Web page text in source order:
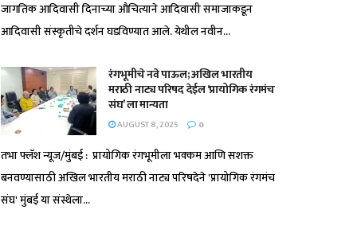
जागतिक आदिवासी दिनाच्या औचित्याने आदिवासी समाजाकडून
आदिवासी संस्कृतीचे दर्शन घडविण्यात आले. येथील नवीन...
रंगभूमीचे नवे पाऊल; अखिल भारतीय
मराठी नाट्य परिषद देईल ‘प्रायोगिक रंगमंच
संघ’ ला मान्यता
AUGUST 8, 2025 0
तभा फ्लॅश न्यूज/मुंबई : प्रायोगिक रंगभूमीला भक्कम आणि सशक्त
बनवण्यासाठी अखिल भारतीय मराठी नाट्य परिषदेने 'प्रायोगिक रंगमंच
संघ' मुंबई या संस्थेला...